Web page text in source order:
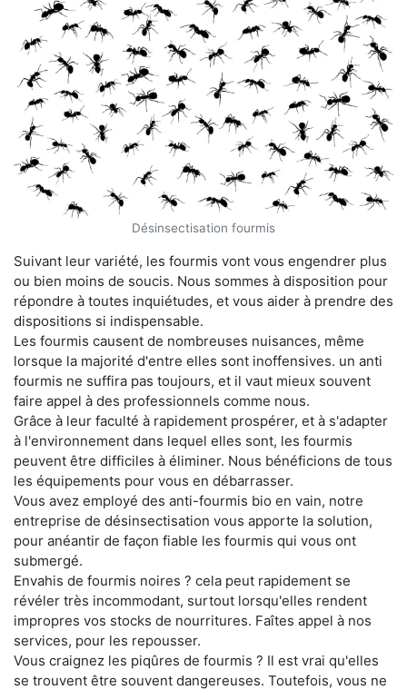
Désinsectisation fourmis
Suivant leur variété, les fourmis vont vous engendrer plus
ou bien moins de soucis. Nous sommes à disposition pour
répondre à toutes inquiétudes, et vous aider à prendre des
dispositions si indispensable.
Les fourmis causent de nombreuses nuisances, même
lorsque la majorité d'entre elles sont inoffensives. un anti
fourmis ne suffira pas toujours, et il vaut mieux souvent
faire appel à des professionnels comme nous.
Grâce à leur faculté à rapidement prospérer, et à s'adapter
à l'environnement dans lequel elles sont, les fourmis
peuvent être difficiles à éliminer. Nous bénéficions de tous
les équipements pour vous en débarrasser.
Vous avez employé des anti-fourmis bio en vain, notre
entreprise de désinsectisation vous apporte la solution,
pour anéantir de façon fiable les fourmis qui vous ont
submergé.
Envahis de fourmis noires ? cela peut rapidement se
révéler très incommodant, surtout lorsqu'elles rendent
impropres vos stocks de nourritures. Faîtes appel à nos
services, pour les repousser.
Vous craignez les piqûres de fourmis ? Il est vrai qu'elles
se trouvent être souvent dangereuses. Toutefois, vous ne